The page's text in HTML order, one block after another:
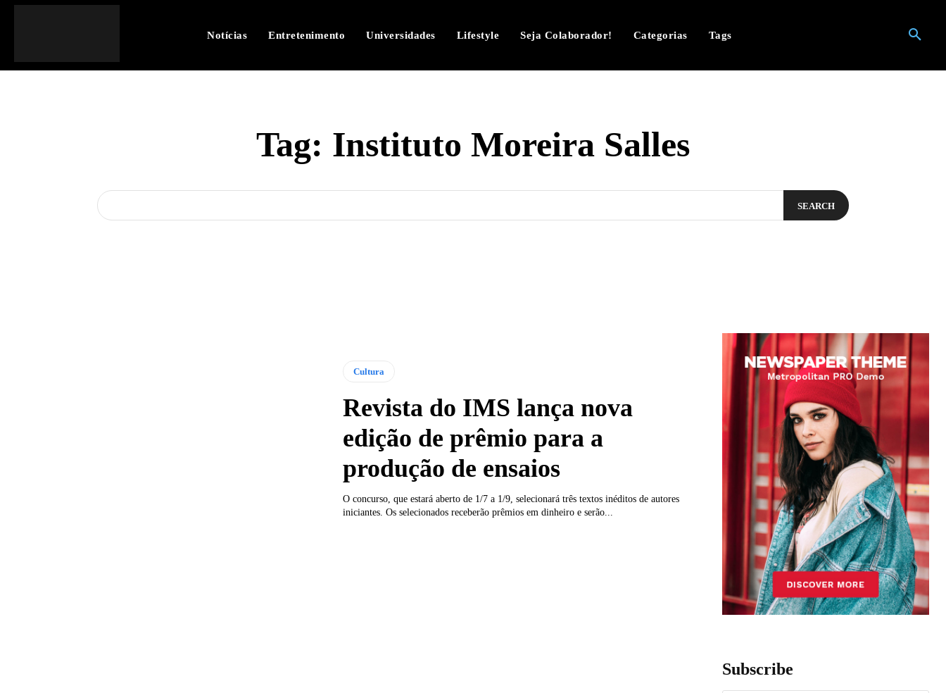
Notícias Entretenimento Universidades Lifestyle Seja Colaborador! Categorias Tags
Tag: Instituto Moreira Salles
SEARCH
Cultura
Revista do IMS lança nova
edição de prêmio para a
produção de ensaios
O concurso, que estará aberto de 1/7 a 1/9, selecionará três textos inéditos de autores
iniciantes. Os selecionados receberão prêmios em dinheiro e serão...
Subscribe